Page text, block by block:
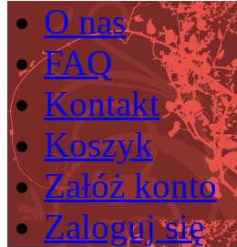
O nas
FAQ
Kontakt
Koszyk
Załóż konto
Zaloguj się